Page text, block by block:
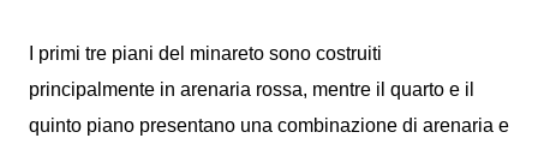
I primi tre piani del minareto sono costruiti
principalmente in arenaria rossa, mentre il quarto e il
quinto piano presentano una combinazione di arenaria e